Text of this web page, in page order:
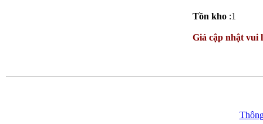
Tồn kho :1
Giá cập nhật vui